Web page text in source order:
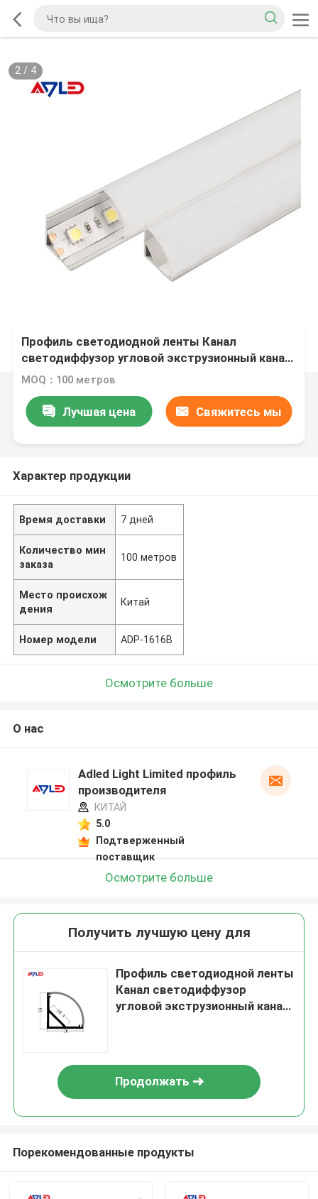
2/ 4
Профиль светодиодной ленты Канал
светодиффузор угловой экструзионный канал
Профиль светодиодного алюминия для
MOQ：100 метров
Лучшая цена Свяжитесь мы
Характер продукции
Время доставки 7 дней
Количество мин
заказа
100 метров
Место происхож
дения
Китай
Номер модели ADP-1616B
Осмотрите больше
О нас
Adled Light Limited профиль
производителя
КИТАЙ
5.0
Подтверженный
поставщик
Осмотрите больше
Получить лучшую цену для
Профиль светодиодной ленты
Канал светодиффузор
угловой экструзионный канал
Продолжать
Порекомендованные продукты